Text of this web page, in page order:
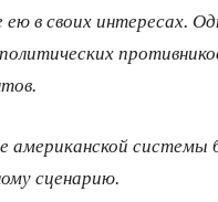
в своих интересах.
системы
сценарию.